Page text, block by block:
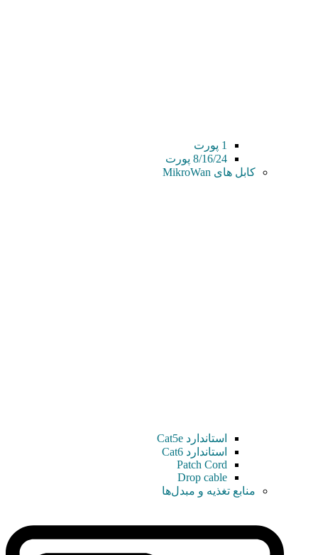
1 پورت
8/16/24 پورت
کابل های MikroWan
استاندارد Cat5e
استاندارد Cat6
Patch Cord
Drop cable
منابع تغذیه و مبدل‌ها